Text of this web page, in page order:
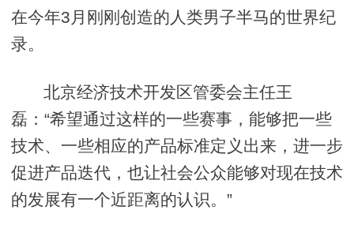
在今年3月刚刚创造的人类男子半马的世界纪
录。
北京经济技术开发区管委会主任王
磊：“希望通过这样的一些赛事，能够把一些
技术、一些相应的产品标准定义出来，进一步
促进产品迭代，也让社会公众能够对现在技术
的发展有一个近距离的认识。”